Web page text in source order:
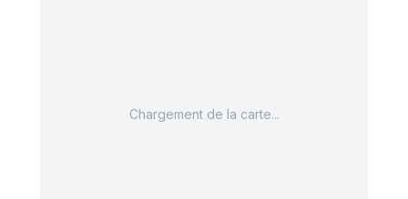
Chargement de la carte...